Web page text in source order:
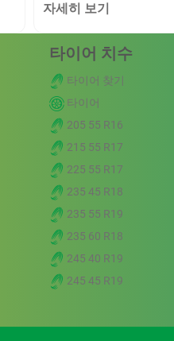
자세히 보기
타이어 치수
타이어 찾기
타이어
205 55 R16
215 55 R17
225 55 R17
235 45 R18
235 55 R19
235 60 R18
245 40 R19
245 45 R19